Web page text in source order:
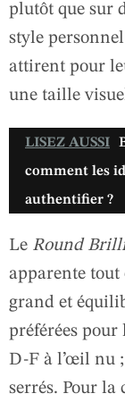
plutôt que sur
style
attirent pour
une taille
LISEZ AUSSI
comment les
authentifier ?
Le Round
apparente tout
grand et
préférées pour
D-F à l’œil nu
serrés. Pour la